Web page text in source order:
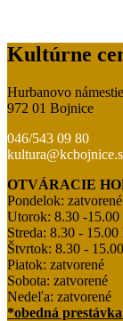
Kultúrne
Hurbanovo
972 01 Bojnice
046/543 09 80
OTVÁRACIE
Pondelok: zatvorené
Utorok: 8.30 -15.00
Streda: 8.30 - 15.00
Štvrtok: 8.30 -
Piatok: zatvorené
Sobota: zatvorené
Nedeľa: zatvorené
*obedná